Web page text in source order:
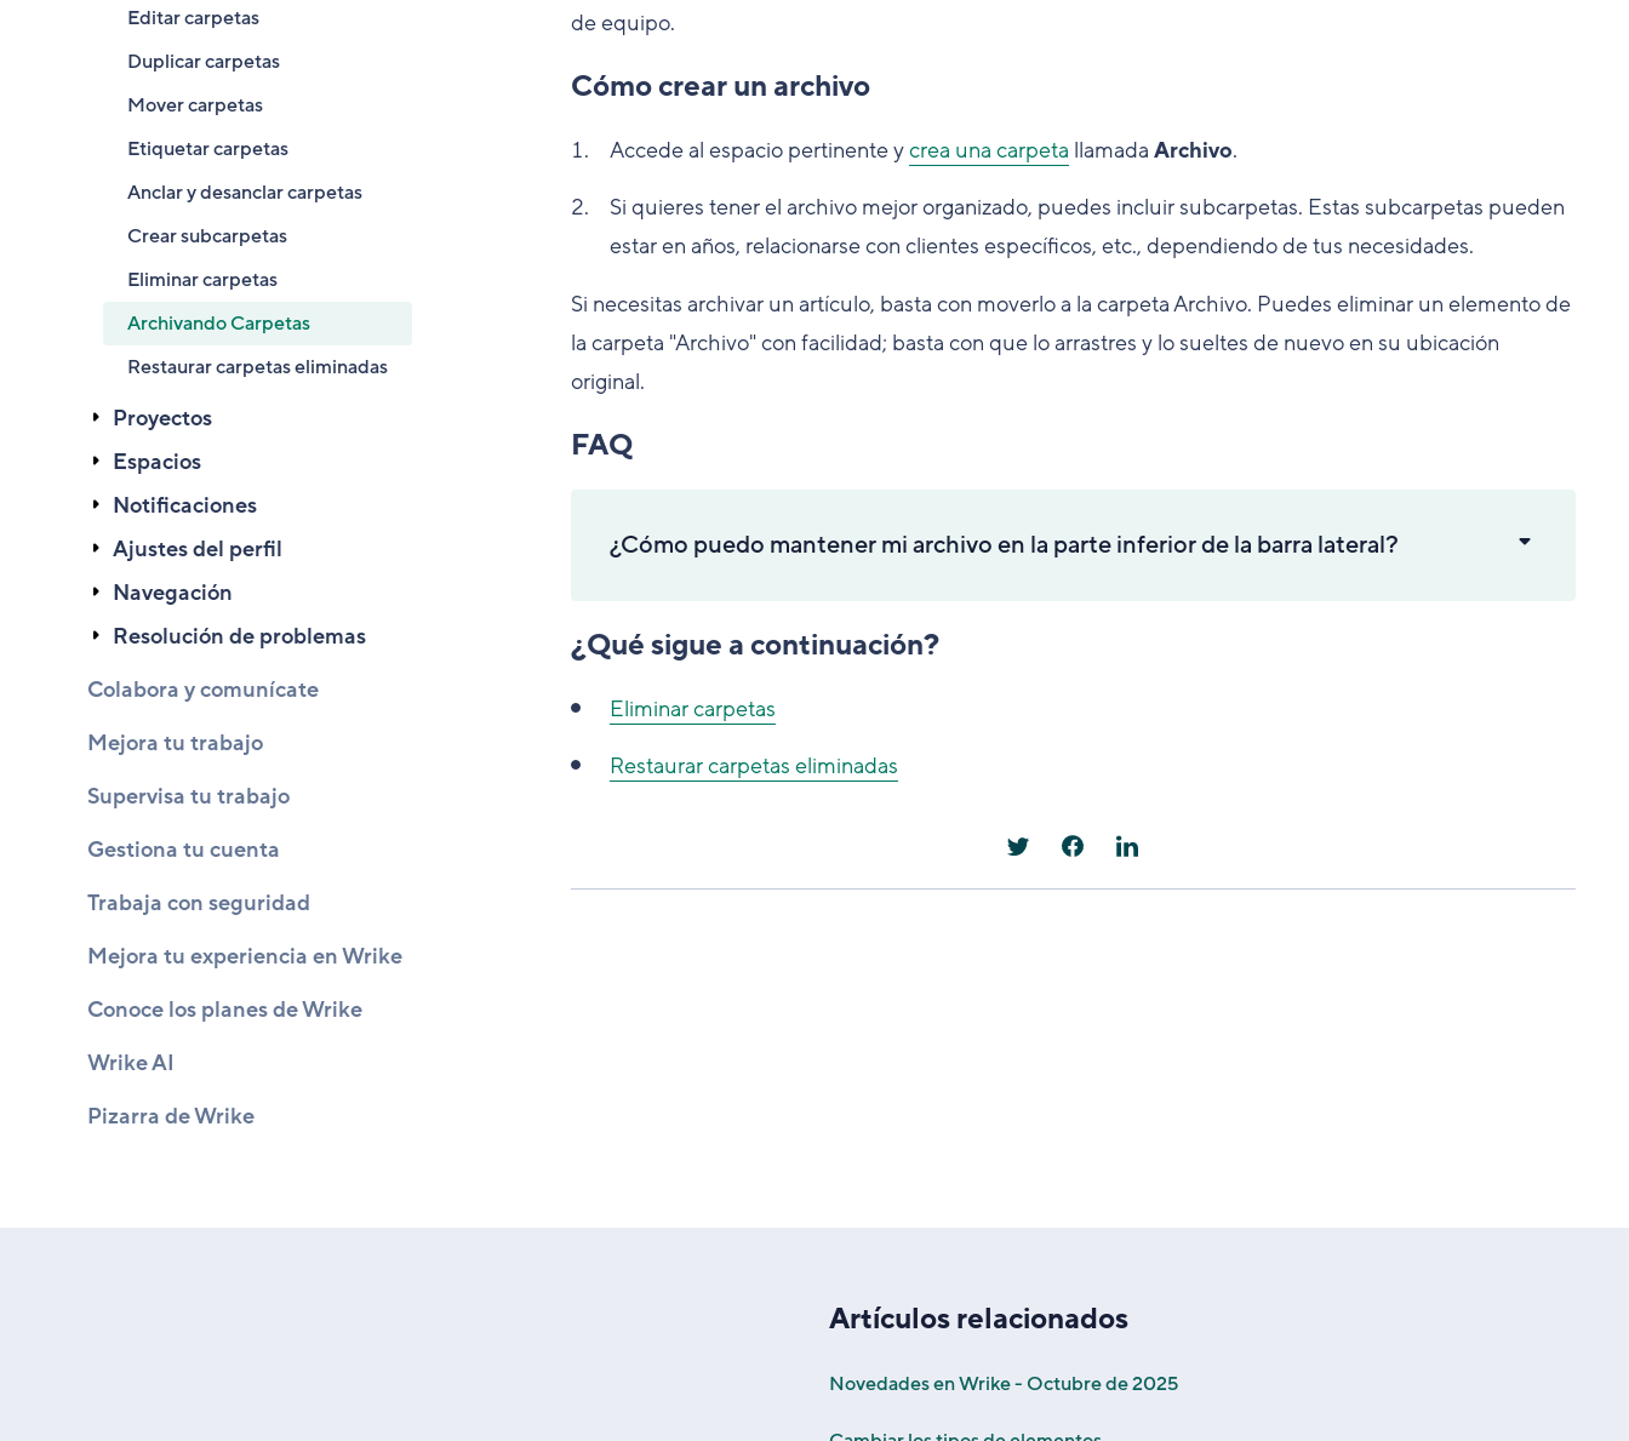
Editar carpetas
Duplicar carpetas
Mover carpetas
Etiquetar carpetas
Anclar y desanclar carpetas
Crear subcarpetas
Eliminar carpetas
Archivando Carpetas
Restaurar carpetas eliminadas
Proyectos
Espacios
Notificaciones
Ajustes del perfil
Navegación
Resolución de problemas
Colabora y comunícate
Mejora tu trabajo
Supervisa tu trabajo
Gestiona tu cuenta
Trabaja con seguridad
Mejora tu experiencia en Wrike
Conoce los planes de Wrike
Wrike AI
Pizarra de Wrike
de equipo.
Cómo crear un archivo
Accede al espacio pertinente ycrea una carpeta llamada Archivo.
Si quieres tener el archivo mejor organizado, puedes incluir subcarpetas. Estas subcarpetas pueden
estar en años, relacionarse con clientes específicos, etc., dependiendo de tus necesidades.
Si necesitas archivar un artículo, basta con moverlo a la carpeta Archivo. Puedes eliminar un elemento de
la carpeta "Archivo" con facilidad; basta con que lo arrastres y lo sueltes de nuevo en su ubicación
original.
FAQ
¿Cómo puedo mantener mi archivo en la parte inferior de la barra lateral?
¿Qué sigue a continuación?
Eliminar carpetas
Restaurar carpetas eliminadas
Artículos relacionados
Novedades en Wrike - Octubre de 2025